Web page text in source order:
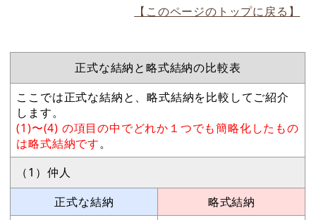
【このページのトップに戻る】
正式な結納と略式結納の比較表
ここでは正式な結納と、略式結納を比較してご紹介
します。
(1)〜(4) の項目の中でどれか１つでも簡略化したもの
は略式結納です。
（1）仲人
正式な結納
略式結納